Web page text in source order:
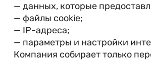
— данных, которые
— файлы cookie;
— ІР-адреса;
— параметры и настройки
Компания собирает только